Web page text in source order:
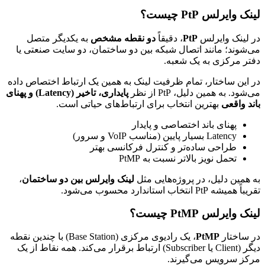
لینک وایرلس PtP چیست؟
در لینک وایرلس PtP، دقیقاً دو نقطه مشخص به یکدیگر متصل
می‌شوند؛ مانند اتصال شبکه بین دو ساختمان، دو سایت صنعتی یا
دفتر مرکزی به یک شعبه.
در این ساختار، تمام ظرفیت لینک به همین یک ارتباط اختصاص داده
می‌شود. به همین دلیل، PtP از نظر
پایداری، تاخیر (Latency) و پهنای
باند واقعی بهترین انتخاب برای ارتباط‌های حیاتی است.
پهنای باند اختصاصی و پایدار
Latency بسیار پایین (مناسب VoIP و سرور)
طراحی ساده‌تر و کنترل فرکانسی بهتر
تحمل نویز بالاتر نسبت به PtMP
به همین دلیل، در پروژه‌هایی مثل لینک وایرلس بین دو ساختمان،
تقریباً همیشه PtP انتخاب استاندارد محسوب می‌شود.
لینک وایرلس PtMP چیست؟
در ساختار PtMP
، یک رادیوی مرکزی (Base Station) با چندین نقطه
دیگر (Client یا Subscriber) ارتباط برقرار می‌کند. همه نقاط از یک
مرکز سرویس می‌گیرند.